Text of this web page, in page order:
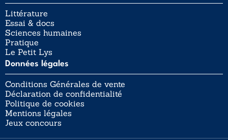
Littérature
Essai & docs
Sciences humaines
Pratique
Le Petit Lys
Données légales
Conditions Générales de vente
Déclaration de confidentialité
Politique de cookies
Mentions légales
Jeux concours